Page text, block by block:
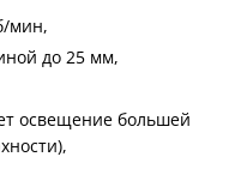
мин,
до 25 мм,
освещение большей